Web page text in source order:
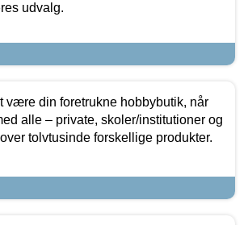
udvalg.
din foretrukne hobbybutik, når
alle – private, skoler/institutioner og
tolvtusinde forskellige produkter.